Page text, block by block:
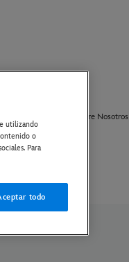
Sobre Nosotros
utilizando
o
Para
todo